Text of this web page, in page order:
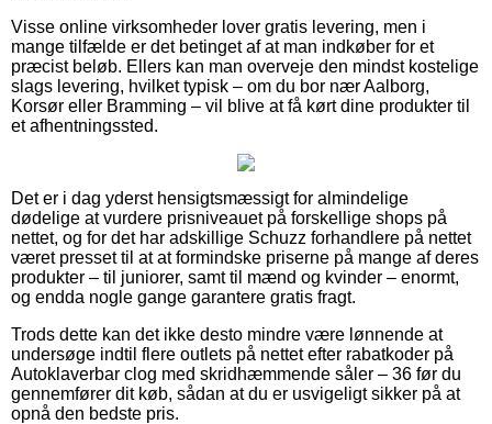
Visse online virksomheder lover gratis levering, men i
mange tilfælde er det betinget af at man indkøber for et
præcist beløb. Ellers kan man overveje den mindst kostelige
slags levering, hvilket typisk – om du bor nær Aalborg,
Korsør eller Bramming – vil blive at få kørt dine produkter til
et afhentningssted.
Det er i dag yderst hensigtsmæssigt for almindelige
dødelige at vurdere prisniveauet på forskellige shops på
nettet, og for det har adskillige Schuzz forhandlere på nettet
været presset til at at formindske priserne på mange af deres
produkter – til juniorer, samt til mænd og kvinder – enormt,
og endda nogle gange garantere gratis fragt.
Trods dette kan det ikke desto mindre være lønnende at
undersøge indtil flere outlets på nettet efter rabatkoder på
Autoklaverbar clog med skridhæmmende såler – 36 før du
gennemfører dit køb, sådan at du er usvigeligt sikker på at
opnå den bedste pris.